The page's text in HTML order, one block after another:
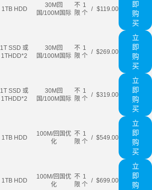
1TB HDD
30M回
国/100M国际
不
限
1
个
/ $119.00
即
购
买
1T SSD 或
1THDD*2
30M回
国/100M国际
不
限
1
个
/ $269.00
立
即
购
买
1T SSD 或
1THDD*2
30M回
国/100M国际
不
限
1
个
/ $319.00
立
即
购
买
1TB HDD
100M/回国优
化
不
限
1
个
/ $549.00
立
即
购
买
1TB HDD
100M/回国优
化
不
限
1
个
/ $699.00
立
即
购